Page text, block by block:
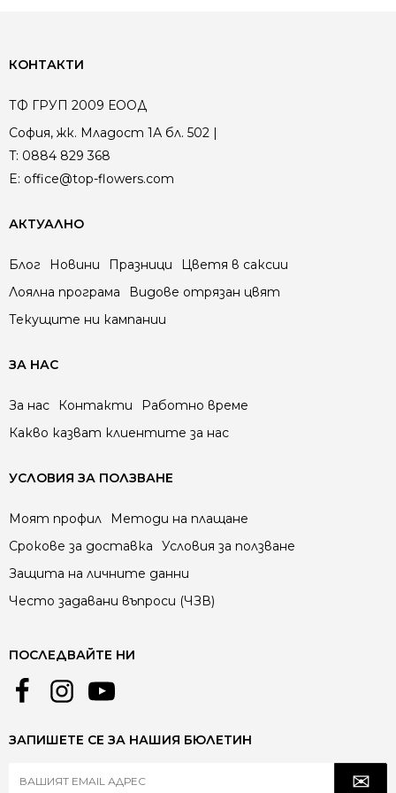
КОНТАКТИ
ТФ ГРУП 2009 ЕООД
София, жк. Младост 1А бл. 502 |
T: 0884 829 368
E: office@top-flowers.com
АКТУАЛНО
Блог Новини Празници
Цветя в саксии
Лоялна програма
Видове отрязан цвят
Текущите ни кампании
ЗА НАС
За нас Контакти
Работно време
Какво казват клиентите за нас
УСЛОВИЯ ЗА ПОЛЗВАНЕ
Моят профил
Методи на плащане
Срокове за доставка
Условия за ползване
Защита на личните данни
Често задавани въпроси (ЧЗВ)
ПОСЛЕДВАЙТЕ НИ
ЗАПИШЕТЕ СЕ ЗА НАШИЯ БЮЛЕТИН